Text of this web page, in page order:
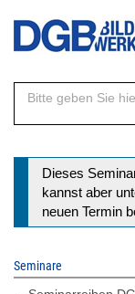
Direkt
Inhalt
Dieses
kannst aber
neuen Termin
Seminare